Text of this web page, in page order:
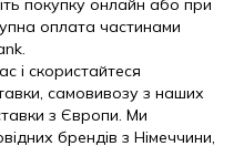
покупку онлайн або при
оплата частинами
і скористайтеся
самовивозу з наших
з Європи. Ми
брендів з Німеччини,